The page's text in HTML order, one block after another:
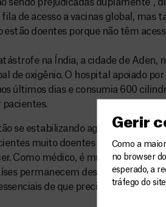
Gerir
Como a
no browser
esperado, a
tráfego do
sendo prejudicadas duplamente”,
de acesso a vacinas global, mas
estão doentes porque não têm
na Índia, a cidade de Aden,
de oxigênio. O hospital apoiado
últimos dias e consumia 600
pacientes.
se estabilizando agora, mas
muito doentes que precisarão
Como médico, é muito
permanecem despreparados e
de que precisam para